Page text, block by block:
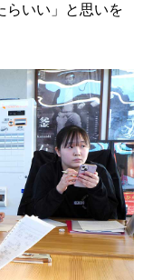
らいい」と思いを